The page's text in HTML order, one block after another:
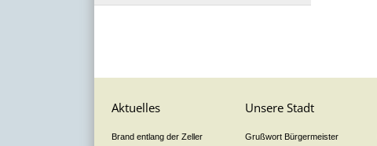
Aktuelles
Brand entlang der Zeller
Unsere Stadt
Grußwort Bürgermeister